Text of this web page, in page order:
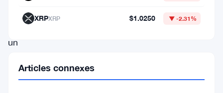
choisi
un
XRPXRP $1.0250 ▼ -2.31%
Articles connexes